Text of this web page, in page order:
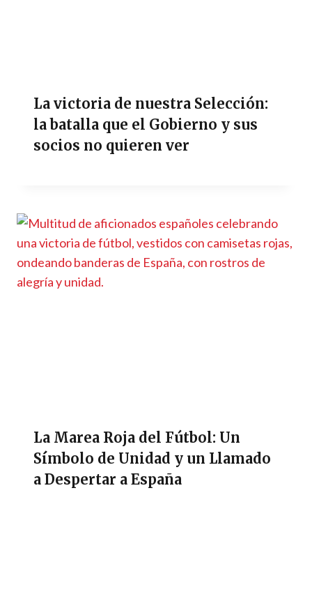
La victoria de nuestra Selección:
la batalla que el Gobierno y sus
socios no quieren ver
La Marea Roja del Fútbol: Un
Símbolo de Unidad y un Llamado
a Despertar a España